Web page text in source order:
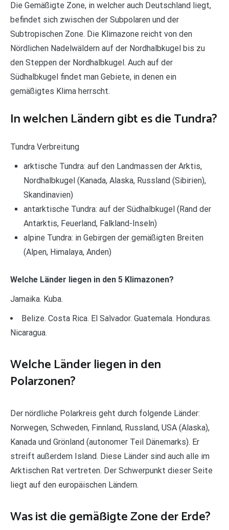
Die Gemäßigte Zone, in welcher auch Deutschland liegt,
befindet sich zwischen der Subpolaren und der
Subtropischen Zone. Die Klimazone reicht von den
Nördlichen Nadelwäldern auf der Nordhalbkugel bis zu
den Steppen der Nordhalbkugel. Auch auf der
Südhalbkugel findet man Gebiete, in denen ein
gemäßigtes Klima herrscht.
In welchen Ländern gibt es die Tundra?
Tundra Verbreitung
arktische Tundra: auf den Landmassen der Arktis,
Nordhalbkugel (Kanada, Alaska, Russland (Sibirien),
Skandinavien)
antarktische Tundra: auf der Südhalbkugel (Rand der
Antarktis, Feuerland, Falkland-Inseln)
alpine Tundra: in Gebirgen der gemäßigten Breiten
(Alpen, Himalaya, Anden)
Welche Länder liegen in den 5 Klimazonen?
Jamaika. Kuba.
Belize. Costa Rica. El Salvador. Guatemala. Honduras.
Nicaragua.
Welche Länder liegen in den
Polarzonen?
Der nördliche Polarkreis geht durch folgende Länder:
Norwegen, Schweden, Finnland, Russland, USA (Alaska),
Kanada und Grönland (autonomer Teil Dänemarks). Er
streift außerdem Island. Diese Länder sind auch alle im
Arktischen Rat vertreten. Der Schwerpunkt dieser Seite
liegt auf den europäischen Ländern.
Was ist die gemäßigte Zone der Erde?